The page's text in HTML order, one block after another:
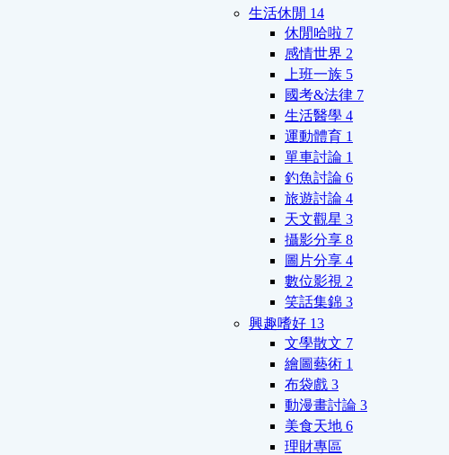
生活休閒 14
休閒哈啦 7
感情世界 2
上班一族 5
國考&法律 7
生活醫學 4
運動體育 1
單車討論 1
釣魚討論 6
旅遊討論 4
天文觀星 3
攝影分享 8
圖片分享 4
數位影視 2
笑話集錦 3
興趣嗜好 13
文學散文 7
繪圖藝術 1
布袋戲 3
動漫畫討論 3
美食天地 6
理財專區